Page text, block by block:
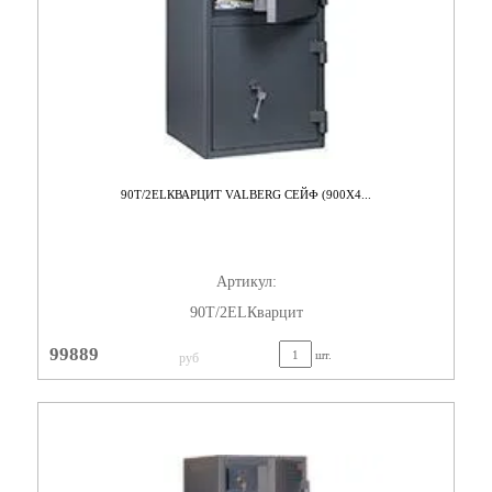
90T/2ELКВАРЦИТ VALBERG СЕЙФ (900X4...
Артикул:
90T/2ELКварцит
99889 руб шт.